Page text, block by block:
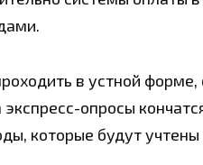
в устной
экспресс-опросы
которые будут